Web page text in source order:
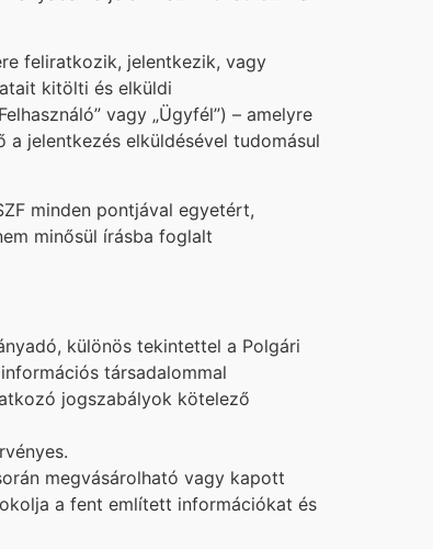
feliratkozik, jelentkezik, vagy
kitölti és elküldi
vagy „Ügyfél”) – amelyre
jelentkezés elküldésével tudomásul
minden pontjával egyetért,
minősül írásba foglalt
különös tekintettel a Polgári
társadalommal
jogszabályok kötelező
megvásárolható vagy kapott
a fent említett információkat és